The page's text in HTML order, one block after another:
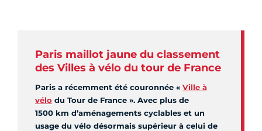
Paris maillot jaune du classement
des Villes à vélo du tour de France
Paris a récemment été couronnée « Ville à
vélo du Tour de France ». Avec plus de
1500 km d’aménagements cyclables et un
usage du vélo désormais supérieur à celui de